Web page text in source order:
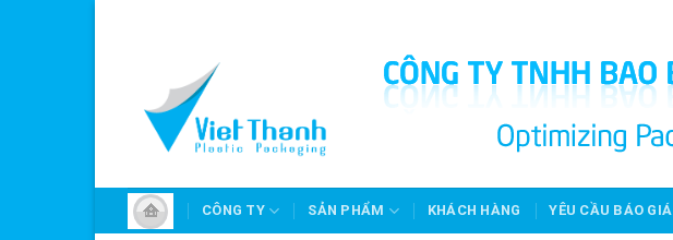
CÔNG TY SẢN PHẨM KHÁCH HÀNG YÊU CẦU BÁO GIÁ